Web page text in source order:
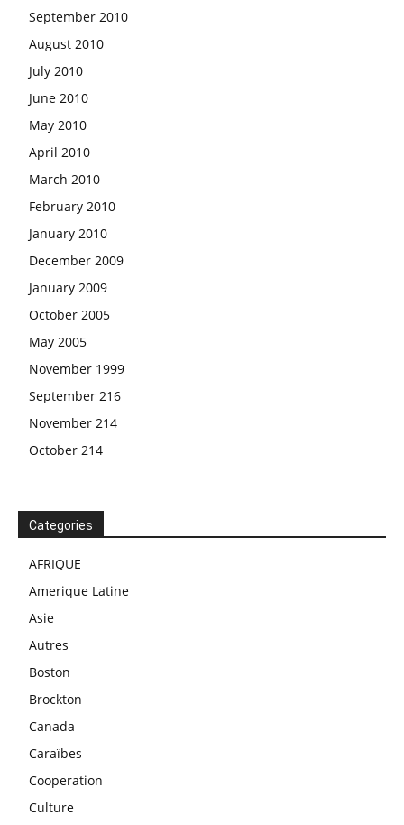
September 2010
August 2010
July 2010
June 2010
May 2010
April 2010
March 2010
February 2010
January 2010
December 2009
January 2009
October 2005
May 2005
November 1999
September 216
November 214
October 214
Categories
AFRIQUE
Amerique Latine
Asie
Autres
Boston
Brockton
Canada
Caraïbes
Cooperation
Culture